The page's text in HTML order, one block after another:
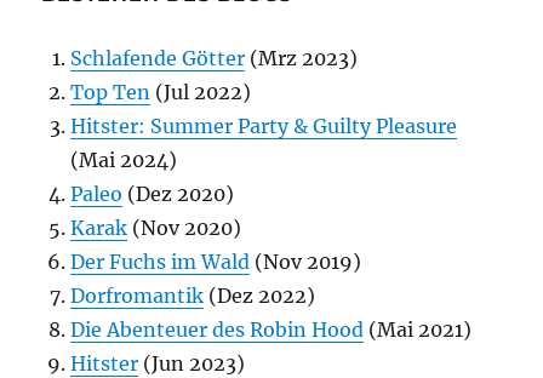
Schlafende Götter (Mrz 2023)
Top Ten (Jul 2022)
Hitster: Summer Party & Guilty Pleasure
(Mai 2024)
Paleo (Dez 2020)
Karak (Nov 2020)
Der Fuchs im Wald (Nov 2019)
Dorfromantik (Dez 2022)
Die Abenteuer des Robin Hood (Mai 2021)
Hitster (Jun 2023)